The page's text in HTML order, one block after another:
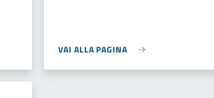
VAI ALLA PAGINA